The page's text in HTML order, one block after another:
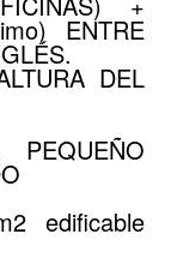
ENTRE
DEL
edificable